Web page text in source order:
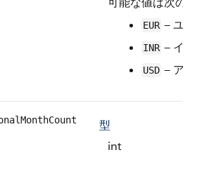
EUR — ユ
INR — イ
USD — ア
型
int